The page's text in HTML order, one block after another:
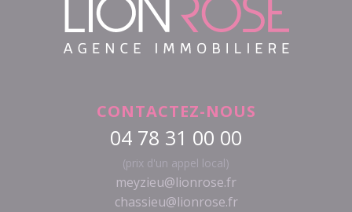
CONTACTEZ-NOUS
04 78 31 00 00
(prix d'un appel local)
meyzieu@lionrose.fr
chassieu@lionrose.fr